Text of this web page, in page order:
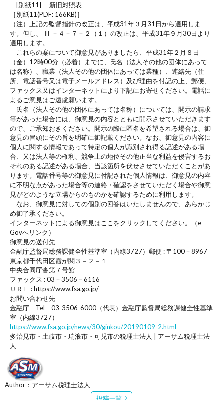
[別紙11] 新旧対照表
［別紙11(PDF: 166KB)］
（注）上記の監督指針の改正は、平成31年３月31日から適用しま
す。但し、 Ⅲ －４－７－２（１）の改正は、平成31年９月30日より
適用します。
これらの案について御意見がありましたら、平成31年２月８日
（金）12時00分（必着）までに、氏名（法人その他の団体にあって
は名称）、職業（法人その他の団体にあっては業種）、連絡先（住
所、電話番号又は電子メールアドレス）及び理由を付記の上、郵便、
ファックス又はインターネットにより下記にお寄せください。電話に
よるご意見はご遠慮願います。
氏名（法人その他の団体にあっては名称）については、開示の請求
等があった場合には、御意見の内容とともに開示させていただきます
ので、ご承知おきください。開示の際に匿名を希望される場合は、御
意見の冒頭にその旨を明確に御記載ください。なお、御意見の内容に
個人に関する情報であって特定の個人が識別され得る記述がある場
合、又は法人等の権利、競争上の地位その他正当な利益を侵害するお
それのある記述がある場合、当該箇所を伏せさせていただくことがあ
ります。電話番号等の御意見に付記された個人情報は、御意見の内容
に不明な点があった場合等の連絡・確認をさせていただく場合や御意
見がどのような立場からのものかを確認するために利用します。
なお、御意見に対しての個別の回答はいたしませんので、あらかじ
め御了承ください。
インターネットによる御意見はここをクリックしてください。（e-
Govへリンク）
御意見の送付先
金融庁監督局総務課健全性基準室（内線3727）郵便 : 〒100－8967
東京都千代田区霞が関３－２－１
中央合同庁舎第７号館
ファックス : 03－3506－6116
ＵＲＬ : https://www.fsa.go.jp/
お問い合わせ先
金融庁 Tel 03-3506-6000（代表）金融庁監督局総務課健全性基準
室（内線3727）
https://www.fsa.go.jp/news/30/ginkou/20190109-2.html
多治見市・土岐市・瑞浪市・可児市の税理士法人 | アーサム税理士法
人
Author：アーサム税理士法人
投稿一覧